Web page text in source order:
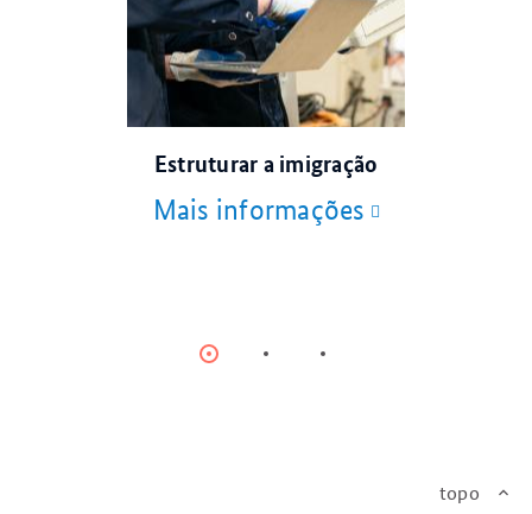
Estruturar a imigração
Mais informações
topo